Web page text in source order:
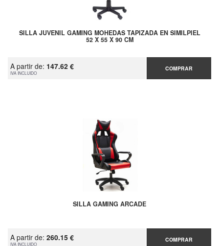
SILLA JUVENIL GAMING MOHEDAS TAPIZADA EN SIMILPIEL
52 X 55 X 90 CM
A partir de: 147.62 €
IVA INCLUIDO
COMPRAR
SILLA GAMING ARCADE
A partir de: 260.15 €
IVA INCLUIDO
COMPRAR